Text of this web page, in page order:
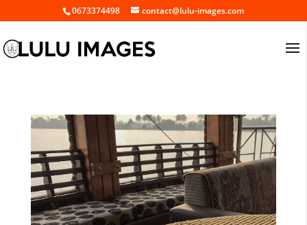
0673374498 contact@lulu-images.com